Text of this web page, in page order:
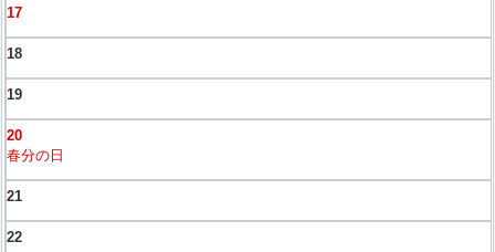
17
18
19
20
春分の日
21
22